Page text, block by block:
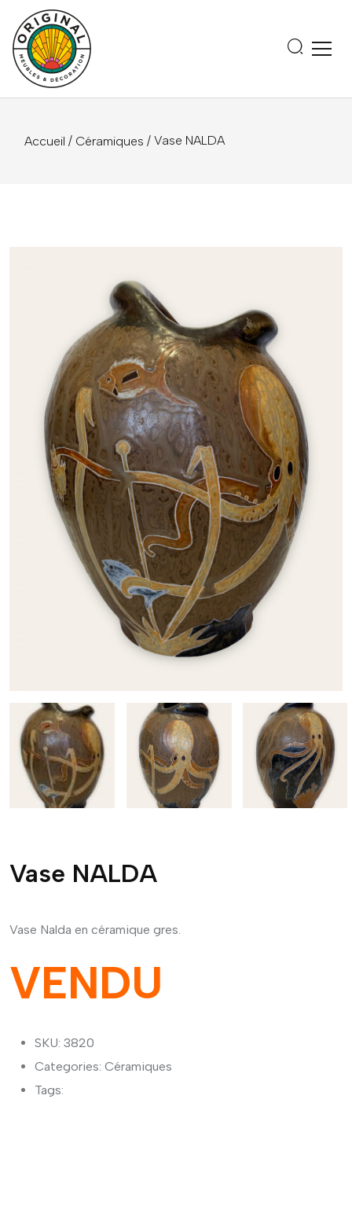
Accueil / Céramiques / Vase NALDA
Vase NALDA
Vase Nalda en céramique gres.
VENDU
SKU: 3820
Categories: Céramiques
Tags: